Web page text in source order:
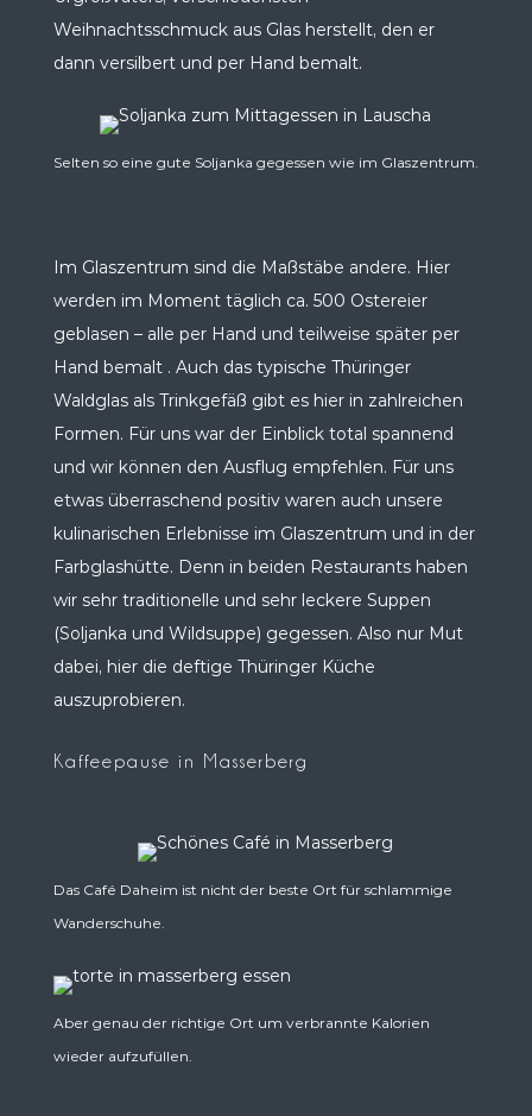
Weihnachtsschmuck aus Glas herstellt, den er
dann versilbert und per Hand bemalt.
Selten so eine gute Soljanka gegessen wie im Glaszentrum.
Im Glaszentrum sind die Maßstäbe andere. Hier
werden im Moment täglich ca. 500 Ostereier
geblasen – alle per Hand und teilweise später per
Hand bemalt . Auch das typische Thüringer
Waldglas als Trinkgefäß gibt es hier in zahlreichen
Formen. Für uns war der Einblick total spannend
und wir können den Ausflug empfehlen. Für uns
etwas überraschend positiv waren auch unsere
kulinarischen Erlebnisse im Glaszentrum und in der
Farbglashütte. Denn in beiden Restaurants haben
wir sehr traditionelle und sehr leckere Suppen
(Soljanka und Wildsuppe) gegessen. Also nur Mut
dabei, hier die deftige Thüringer Küche
auszuprobieren.
Kaffeepause in Masserberg
Das Café Daheim ist nicht der beste Ort für schlammige
Wanderschuhe.
Aber genau der richtige Ort um verbrannte Kalorien
wieder aufzufüllen.